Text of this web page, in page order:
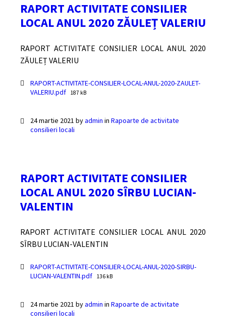
RAPORT ACTIVITATE CONSILIER
LOCAL ANUL 2020 ZĂULEȚ VALERIU
RAPORT ACTIVITATE CONSILIER LOCAL ANUL 2020
ZĂULEȚ VALERIU
Documente
RAPORT-ACTIVITATE-CONSILIER-LOCAL-ANUL-2020-ZAULET-
VALERIU.pdf File
187 kB
24 martie 2021 byadmin in Rapoarte de activitate
consilieri locali
RAPORT ACTIVITATE CONSILIER
LOCAL ANUL 2020 SÎRBU LUCIAN-
VALENTIN
RAPORT ACTIVITATE CONSILIER LOCAL ANUL 2020
SÎRBU LUCIAN-VALENTIN
Documente
RAPORT-ACTIVITATE-CONSILIER-LOCAL-ANUL-2020-SIRBU-
LUCIAN-VALENTIN.pdf File
136 kB
24 martie 2021 byadmin in Rapoarte de activitate
consilieri locali